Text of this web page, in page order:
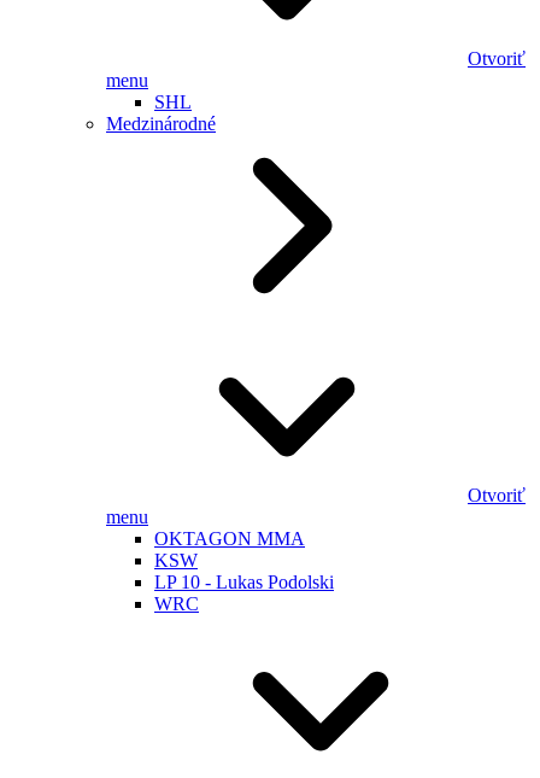
Otvoriť
menu
SHL
Medzinárodné
Otvoriť
menu
OKTAGON MMA
KSW
LP 10 - Lukas Podolski
WRC